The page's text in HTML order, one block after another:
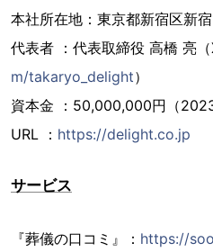
本社所在地：東京都新宿区新
代表者 ：代表取締役 高橋 亮（
m/takaryo_delight）
資本金 ：50,000,000円（2023
URL ： https://delight.co.jp
サービス
『葬儀の口コミ』： https://